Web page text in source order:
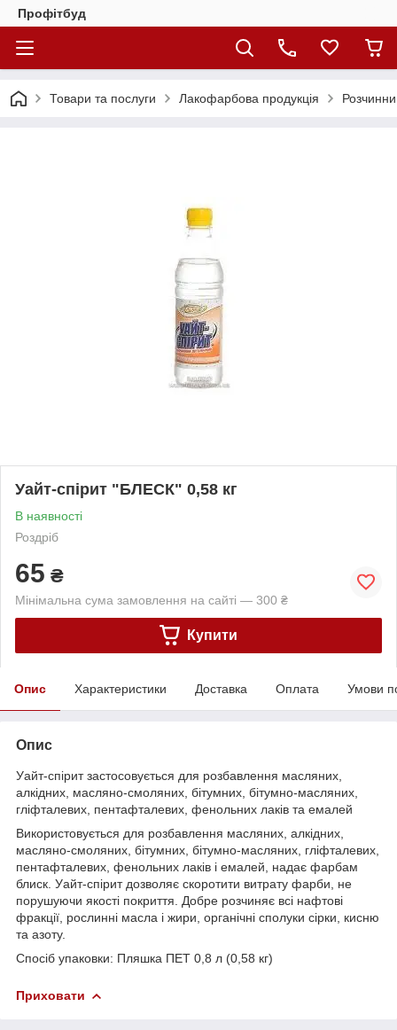
Профітбуд
Товари та послуги Лакофарбова продукція
Уайт-спірит "БЛЕСК" 0,58 кг
В наявності
Роздріб
65 ₴
Мінімальна сума замовлення на сайті — 300 ₴
Купити
Опис Характеристики Доставка Оплата Умови
Опис
Уайт-спірит застосовується для розбавлення масляних,
алкідних, масляно-смоляних, бітумних, бітумно-масляних,
гліфталевих, пентафталевих, фенольних лаків та емалей
Використовується для розбавлення масляних, алкідних,
масляно-смоляних, бітумних, бітумно-масляних, гліфталевих,
пентафталевих, фенольних лаків і емалей, надає фарбам
блиск. Уайт-спірит дозволяє скоротити витрату фарби, не
порушуючи якості покриття. Добре розчиняє всі нафтові
фракції, рослинні масла і жири, органічні сполуки сірки, кисню
та азоту.
Спосіб упаковки: Пляшка ПЕТ 0,8 л (0,58 кг)
Приховати